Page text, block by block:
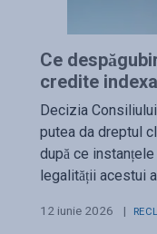
Ce
credite
Decizia
putea da dreptul
după ce
legalității acestui
12 iunie 2026 |